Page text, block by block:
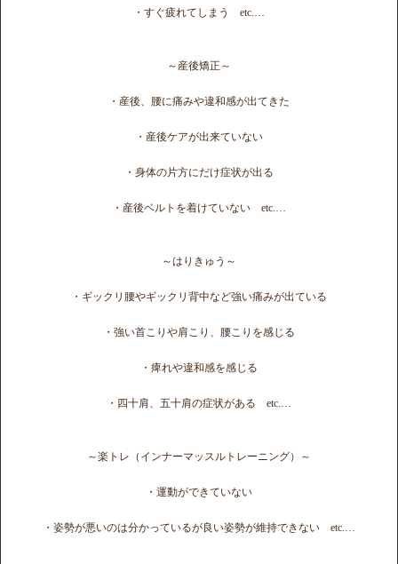
・すぐ疲れてしまう etc.…
～産後矯正～
・産後、腰に痛みや違和感が出てきた
・産後ケアが出来ていない
・身体の片方にだけ症状が出る
・産後ベルトを着けていない etc.…
～はりきゅう～
・ギックリ腰やギックリ背中など強い痛みが出ている
・強い首こりや肩こり、腰こりを感じる
・痺れや違和感を感じる
・四十肩、五十肩の症状がある etc.…
～楽トレ（インナーマッスルトレーニング）～
・運動ができていない
・姿勢が悪いのは分かっているが良い姿勢が維持できない etc.…